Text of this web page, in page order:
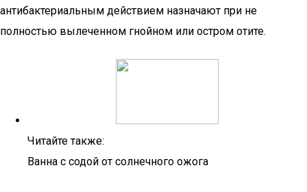
антибактериальным действием назначают при не
полностью вылеченном гнойном или остром отите.
Читайте также:
Ванна с содой от солнечного ожога